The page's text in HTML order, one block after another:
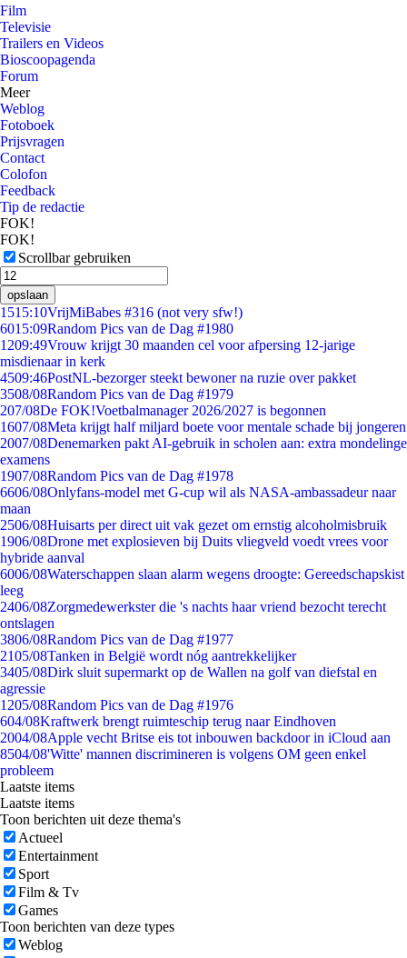
Film
Televisie
Trailers en Videos
Bioscoopagenda
Forum
Meer
Weblog
Fotoboek
Prijsvragen
Contact
Colofon
Feedback
Tip de redactie
FOK!
FOK!
Scrollbar gebruiken
opslaan
1515:10VrijMiBabes #316 (not very sfw!)
6015:09Random Pics van de Dag #1980
1209:49Vrouw krijgt 30 maanden cel voor afpersing 12-jarige
misdienaar in kerk
4509:46PostNL-bezorger steekt bewoner na ruzie over pakket
3508/08Random Pics van de Dag #1979
207/08De FOK!Voetbalmanager 2026/2027 is begonnen
1607/08Meta krijgt half miljard boete voor mentale schade bij jongeren
2007/08Denemarken pakt AI-gebruik in scholen aan: extra mondelinge
examens
1907/08Random Pics van de Dag #1978
6606/08Onlyfans-model met G-cup wil als NASA-ambassadeur naar
maan
2506/08Huisarts per direct uit vak gezet om ernstig alcoholmisbruik
1906/08Drone met explosieven bij Duits vliegveld voedt vrees voor
hybride aanval
6006/08Waterschappen slaan alarm wegens droogte: Gereedschapskist
leeg
2406/08Zorgmedewerkster die 's nachts haar vriend bezocht terecht
ontslagen
3806/08Random Pics van de Dag #1977
2105/08Tanken in België wordt nóg aantrekkelijker
3405/08Dirk sluit supermarkt op de Wallen na golf van diefstal en
agressie
1205/08Random Pics van de Dag #1976
604/08Kraftwerk brengt ruimteschip terug naar Eindhoven
2004/08Apple vecht Britse eis tot inbouwen backdoor in iCloud aan
8504/08'Witte' mannen discrimineren is volgens OM geen enkel
probleem
Laatste items
Laatste items
Toon berichten uit deze thema's
Actueel
Entertainment
Sport
Film & Tv
Games
Toon berichten van deze types
Weblog